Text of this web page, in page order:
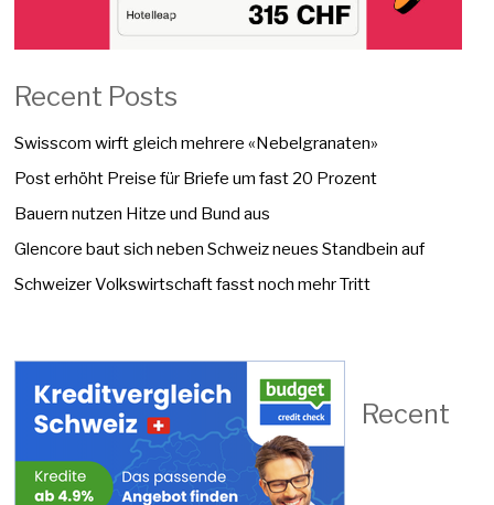
Recent Posts
Swisscom wirft gleich mehrere «Nebelgranaten»
Post erhöht Preise für Briefe um fast 20 Prozent
Bauern nutzen Hitze und Bund aus
Glencore baut sich neben Schweiz neues Standbein auf
Schweizer Volkswirtschaft fasst noch mehr Tritt
Recent